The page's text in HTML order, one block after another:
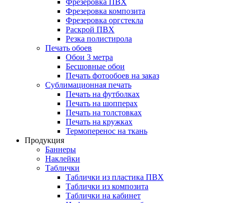
Фрезеровка ПВХ
Фрезеровка композита
Фрезеровка оргстекла
Раскрой ПВХ
Резка полистирола
Печать обоев
Обои 3 метра
Бесшовные обои
Печать фотообоев на заказ
Сублимационная печать
Печать на футболках
Печать на шопперах
Печать на толстовках
Печать на кружках
Термоперенос на ткань
Продукция
Баннеры
Наклейки
Таблички
Таблички из пластика ПВХ
Таблички из композита
Таблички на кабинет